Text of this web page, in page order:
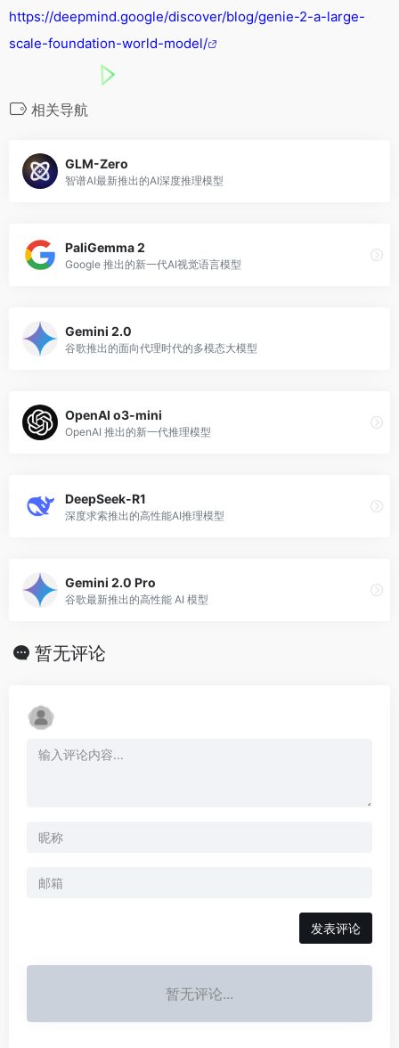
https://deepmind.google/discover/blog/genie-2-a-large-
scale-foundation-world-model/
相关导航
GLM-Zero
智谱AI最新推出的AI深度推理模型
PaliGemma 2
Google 推出的新一代AI视觉语言模型
Gemini 2.0
谷歌推出的面向代理时代的多模态大模型
OpenAI o3-mini
OpenAI 推出的新一代推理模型
DeepSeek-R1
深度求索推出的高性能AI推理模型
Gemini 2.0 Pro
谷歌最新推出的高性能 AI 模型
暂无评论
发表评论
暂无评论...